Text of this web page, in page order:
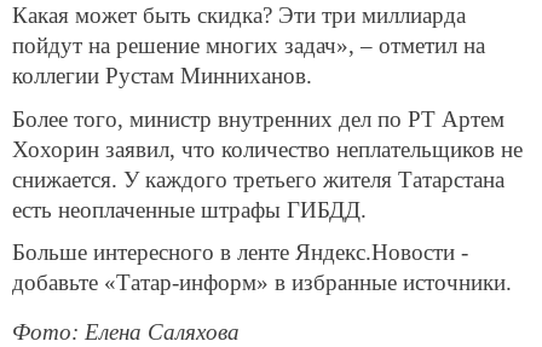
Какая может быть скидка? Эти три миллиарда
пойдут на решение многих задач», – отметил на
коллегии Рустам Минниханов.
Более того, министр внутренних дел по РТ Артем
Хохорин заявил, что количество неплательщиков не
снижается. У каждого третьего жителя Татарстана
есть неоплаченные штрафы ГИБДД.
Больше интересного в ленте Яндекс.Новости -
добавьте «Татар-информ» в избранные источники.
Фото: Елена Саляхова